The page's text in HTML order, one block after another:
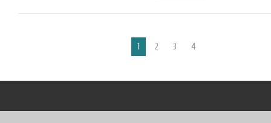
1 2 3 4